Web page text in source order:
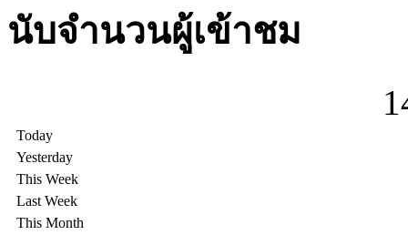
นับจำนวนผู้เข้าชม
1
Today
Yesterday
This Week
Last Week
This Month